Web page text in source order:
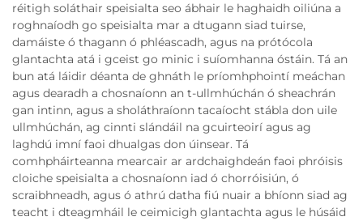
réitigh soláthair speisialta seo ábhair le haghaidh oiliúna a
roghnaíodh go speisialta mar a dtugann siad tuirse,
damáiste ó thagann ó phléascadh, agus na prótócola
glantachta atá i gceist go minic i suíomhanna óstáin. Tá an
bun atá láidir déanta de ghnáth le príomhphointí meáchan
agus dearadh a chosnaíonn an t-ullmhúchán ó sheachrán
gan intinn, agus a sholáthraíonn tacaíocht stábla don uile
ullmhúchán, ag cinnti slándáil na gcuirteoirí agus ag
laghdú imní faoi dhualgas don úinsear. Tá
comhpháirteanna mearcair ar ardchaighdeán faoi phróisis
cloiche speisialta a chosnaíonn iad ó chorróisiún, ó
scraibhneadh, agus ó athrú datha fiú nuair a bhíonn siad ag
teacht i dteagmháil le ceimicigh glantachta agus le húsáid